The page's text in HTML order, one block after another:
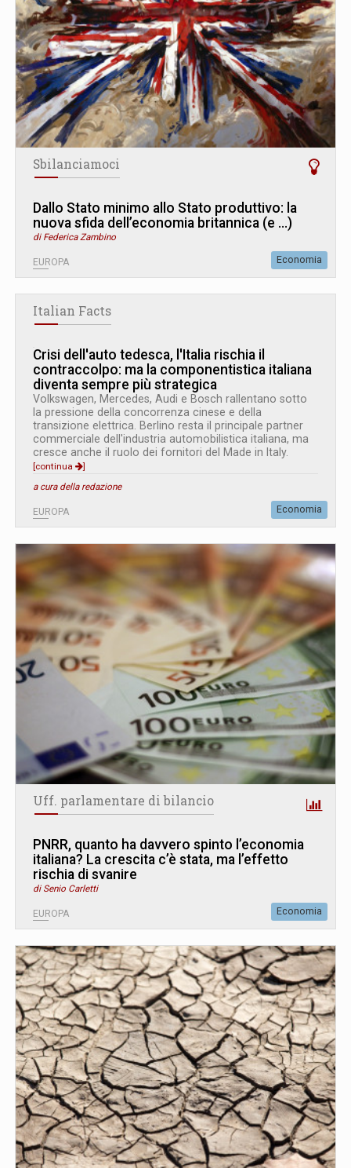
Sbilanciamoci
Dallo Stato minimo allo Stato produttivo: la
nuova sfida dell’economia britannica (e ...)
di Federica Zambino
EUROPA Economia
Italian Facts
Crisi dell'auto tedesca, l'Italia rischia il
contraccolpo: ma la componentistica italiana
diventa sempre più strategica
Volkswagen, Mercedes, Audi e Bosch rallentano sotto
la pressione della concorrenza cinese e della
transizione elettrica. Berlino resta il principale partner
commerciale dell'industria automobilistica italiana, ma
cresce anche il ruolo dei fornitori del Made in Italy.
[continua
]
a cura della redazione
EUROPA Economia
Uff. parlamentare di bilancio
PNRR, quanto ha davvero spinto l’economia
italiana? La crescita c’è stata, ma l’effetto
rischia di svanire
di Senio Carletti
EUROPA Economia